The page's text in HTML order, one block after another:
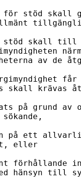
för stöd skall
stöd skall till
av de
krävas
på grund
på ett
eller
förhållande
hänsyn till